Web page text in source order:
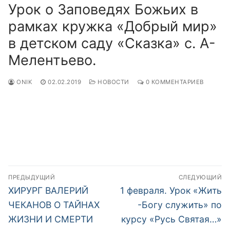
Урок о Заповедях Божьих в
рамках кружка «Добрый мир»
в детском саду «Сказка» с. А-
Мелентьево.
ONIK 02.02.2019 НОВОСТИ 0 КОММЕНТАРИЕВ
Навигация
по
записям
ПРЕДЫДУЩИЙ
Предыдущая
запись:
ХИРУРГ ВАЛЕРИЙ
ЧЕКАНОВ О ТАЙНАХ
ЖИЗНИ И СМЕРТИ
СЛЕДУЮЩИЙ
Следующая
запись:
1 февраля. Урок «Жить
-Богу служить» по
курсу «Русь Святая…»